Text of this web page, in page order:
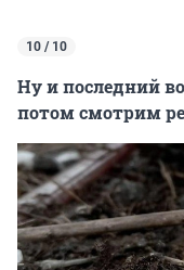
10 / 10
Ну и последний
потом смотрим